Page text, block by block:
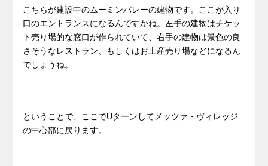
こちらが建設中のムーミンバレーの建物です。ここが入り
口のエントランスになるんですかね。左手の建物はチケッ
ト売り場的な窓口が作られていて、右手の建物は景色の良
さそうなレストラン、もしくはお土産売り場などになるん
でしょうね。
ということで、ここでUターンしてメッツァ・ヴィレッジ
の中心部に戻ります。